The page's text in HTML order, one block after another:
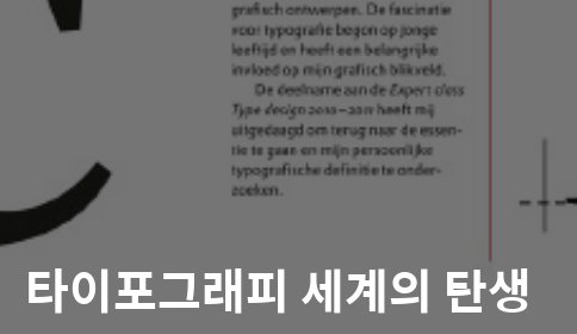
타이포그래피 세계의 탄생